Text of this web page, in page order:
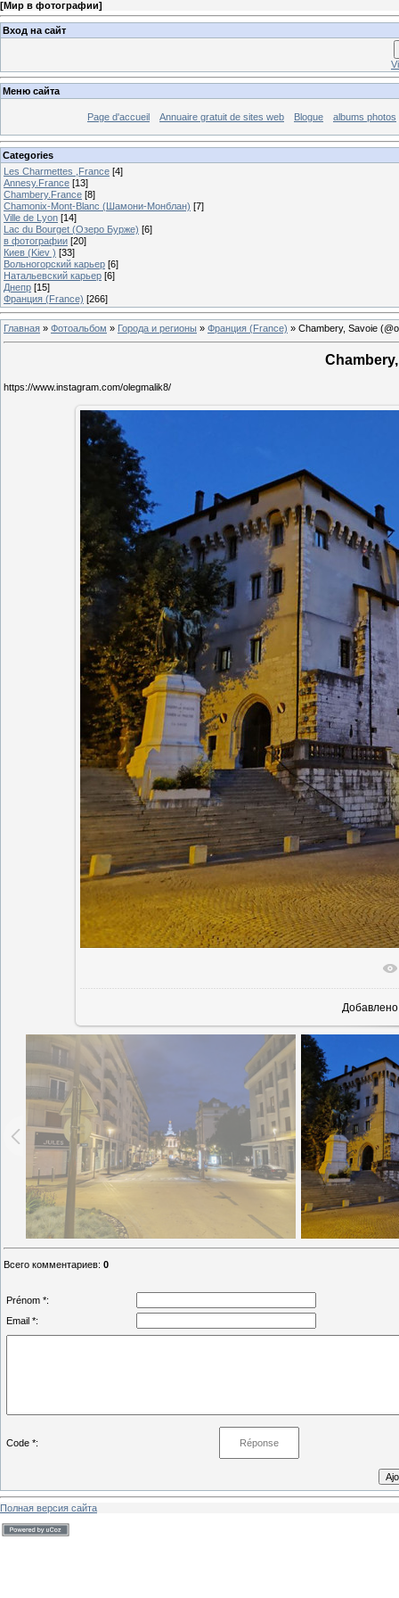
[Мир в фотографии]
Вход на сайт
Меню сайта
Page d'accueil Annuaire gratuit de sites web Blogue albums photos
Categories
Les Charmettes ,France [4]
Annesy.France [13]
Chambery.France [8]
Chamonix-Mont-Blanc (Шамони-Монблан) [7]
Ville de Lyon [14]
Lac du Bourget (Озеро Бурже) [6]
в фотографии [20]
Киев (Kiev ) [33]
Вольногорский карьер [6]
Натальевский карьер [6]
Днепр [15]
Франция (France) [266]
Главная » Фотоальбом » Города и регионы » Франция (France) » Chambery, Savoie
https://www.instagram.com/olegmalik8/
В
Добавлено
Всего комментариев: 0
Prénom *:
Email *:
Code *:
Полная версия сайта